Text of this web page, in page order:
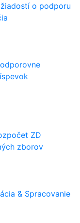
o podporu
ZD
zborov
& Spracovanie